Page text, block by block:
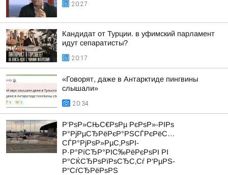
20:27
Кандидат от Турции. в уфимский парламент
идут сепаратисты?
20:17
«Говорят, даже в Антарктиде пингвины
слышали»
20:34
Р‘РѕР»СЊС€РѕРµ РєРѕР»-РІРѕ
Р°РјРµСЂРёРєР°РЅСЃРєРёС…
СЃР°РјРѕР»РµС‚РѕРІ-
Р·Р°РїСЂР°РІС‰РёРєРѕРІ РІ
Р°СЌСЂРѕРїРѕСЂС‚Сѓ Р‘РµРЅ-
Р“СѓСЂРёРѕРЅ